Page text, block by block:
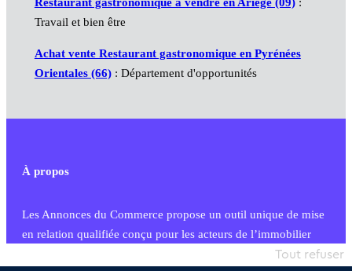
Travail et bien être
Achat vente Restaurant gastronomique en Pyrénées
Orientales (66): Département d'opportunités
À propos
Les Annonces du Commerce propose un outil unique de mise
en relation qualifiée conçu pour les acteurs de l’immobilier
commercial et les collectivités territoriales, simple et intégrant
Tout refuser